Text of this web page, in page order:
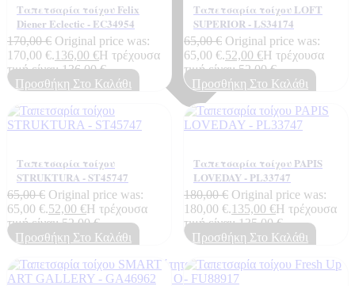
Πιστοποιητικά ποιότητας
ΠΙΣΤΟΠΟΙΗΤΙΚΑ ΟΙΚΟΛΟΓΙΑΣ
Ταπετσαρία τοίχου Felix
Diener Eclectic - EC34954
170,00€ Original price was:
170,00 €.136,00 €Η τρέχουσα
τιμή είναι: 136,00 €.
Προσθήκη Στο Καλάθι
Ταπετσαρία τοίχου LOFT
SUPERIOR - LS34174
65,00€ Original price was:
65,00 €.52,00 €Η τρέχουσα
τιμή είναι: 52,00 €.
Προσθήκη Στο Καλάθι
Ταπετσαρία τοίχου
STRUKTURA - ST45747
65,00€ Original price was:
65,00 €.52,00 €Η τρέχουσα
τιμή είναι: 52,00 €.
Προσθήκη Στο Καλάθι
Ταπετσαρία τοίχου PAPIS
LOVEDAY - PL33747
180,00€ Original price was:
180,00 €.135,00 €Η τρέχουσα
τιμή είναι: 135,00 €.
Προσθήκη Στο Καλάθι